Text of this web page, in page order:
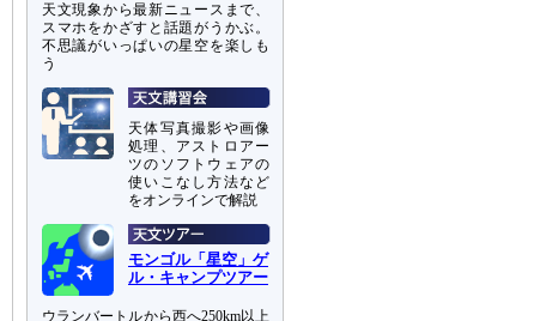
天文現象から最新ニュースまで、
スマホをかざすと話題がうかぶ。
不思議がいっぱいの星空を楽しも
う
天体写真撮影や画像
処理、アストロアー
ツのソフトウェアの
使いこなし方法など
をオンラインで解説
モンゴル「星空」ゲ
ル・キャンプツアー
ウランバートルから西へ250km以上